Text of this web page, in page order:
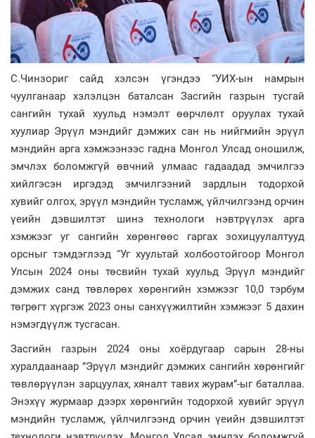
С.Чинзориг сайд хэлсэн үгэндээ “УИХ-ын намрын
чуулганаар хэлэлцэн баталсан Засгийн газрын тусгай
сангийн тухай хуульд нэмэлт өөрчлөлт оруулах тухай
хуулиар Эрүүл мэндийг дэмжих сан нь нийгмийн эрүүл
мэндийн арга хэмжээнээс гадна Монгол Улсад оношилж,
эмчлэх боломжгүй өвчний улмаас гадаадад эмчилгээ
хийлгэсэн иргэдэд эмчилгээний зардлын тодорхой
хувийг олгох, эрүүл мэндийн тусламж, үйлчилгээнд орчин
үеийн дэвшилтэт шинэ технологи нэвтрүүлэх арга
хэмжээг уг сангийн хөрөнгөөс гаргах зохицуулалтууд
орсныг тэмдэглээд “Уг хуультай холбоотойгоор Монгол
Улсын 2024 оны төсвийн тухай хуульд Эрүүл мэндийг
дэмжих санд төвлөрөх хөрөнгийн хэмжээг 10,0 тэрбум
төгрөгт хүргэж 2023 оны санхүүжилтийн хэмжээг 5 дахин
нэмэгдүүлж тусгасан.
Засгийн газрын 2024 оны хоёрдугаар сарын 28-ны
хуралдаанаар ”Эрүүл мэндийг дэмжих сангийн хөрөнгийг
төвлөрүүлэн зарцуулах, хяналт тавих журам”-ыг баталлаа.
Энэхүү журмаар дээрх хөрөнгийн тодорхой хувийг эрүүл
мэндийн тусламж, үйлчилгээнд орчин үеийн дэвшилтэт